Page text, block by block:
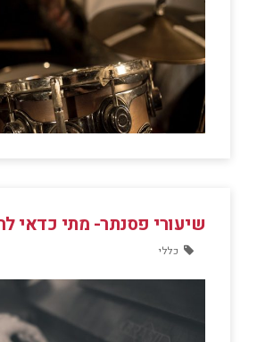
שיעורי פסנתר- מתי כדאי
כללי